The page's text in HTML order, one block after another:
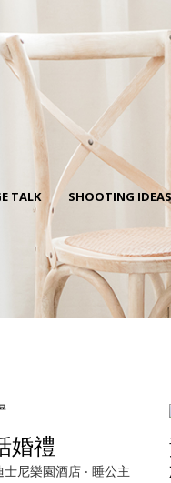
Photo Shoot
Lovers Secret
Lovers Secret MIX
Lovers Secret Japan
Besties Secret
Girls Secret
Together Secret
TALK SHOOTING IDEAS
婚禮
尼樂園酒店 ‧ 睡公主